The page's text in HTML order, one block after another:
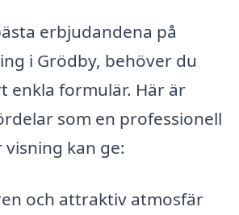
erbjudandena på
i Grödby, behöver du
enkla formulär. Här är
som en professionell
kan ge:
och attraktiv atmosfär